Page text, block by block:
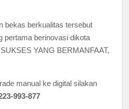
bekas berkualitas tersebut
pertama berinovasi dikota
YANG BERMANFAAT,
manual ke digital silakan
993-877